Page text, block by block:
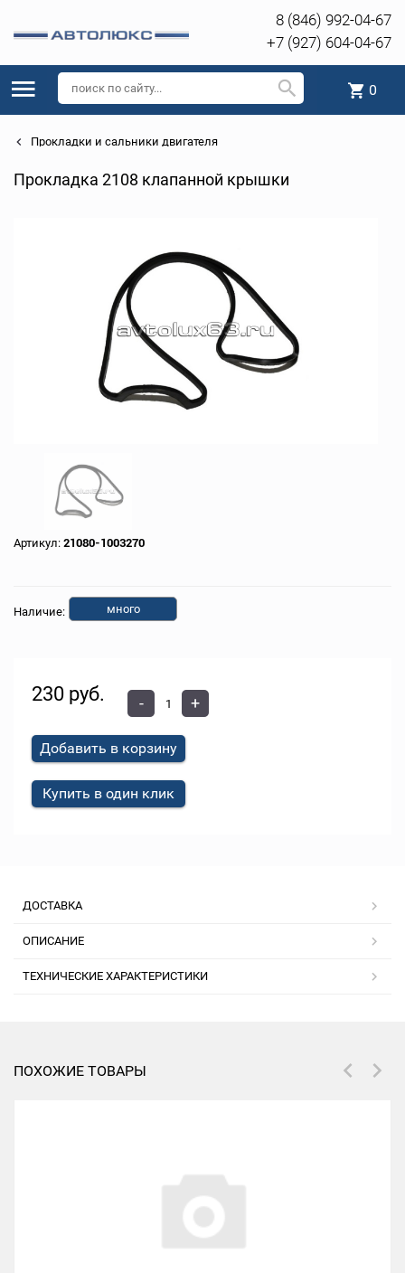
8 (846) 992-04-67
+7 (927) 604-04-67
0
Прокладки и сальники двигателя
Прокладка 2108 клапанной крышки
Артикул: 21080-1003270
Наличие: много
230 руб. - +
Добавить в корзину
Купить в один клик
ДОСТАВКА
ОПИСАНИЕ
ТЕХНИЧЕСКИЕ ХАРАКТЕРИСТИКИ
ПОХОЖИЕ ТОВАРЫ